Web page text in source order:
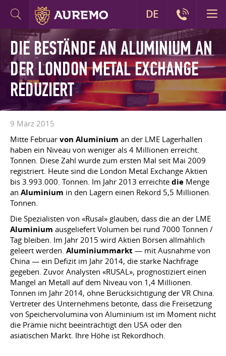
DIE BESTÄNDE AN ALUMINIUM AN
DER LONDON METAL EXCHANGE
REDUZIERT
9 März 2015
Mitte Februar von Aluminium an der LME Lagerhallen
haben ein Niveau von weniger als 4 Millionen erreicht.
Tonnen. Diese Zahl wurde zum ersten Mal seit Mai 2009
registriert. Heute sind die London Metal Exchange Aktien
bis 3.993.000. Tonnen. Im Jahr 2013 erreichte die Menge
an Aluminium in den Lagern einen Rekord 5,5 Millionen.
Tonnen.
Die Spezialisten von «Rusal» glauben, dass die an der LME
Aluminium ausgeliefert Volumen bei rund 7000 Tonnen /
Tag bleiben. Im Jahr 2015 wird Aktien Börsen allmählich
geleert werden. Aluminiummarkt — mit Ausnahme von
China — ein Defizit im Jahr 2014, die starke Nachfrage
gegeben. Zuvor Analysten «RUSAL», prognostiziert einen
Mangel an Metall auf dem Niveau von 1,4 Millionen.
Tonnen im Jahr 2014, ohne Berücksichtigung der VR China.
Vertreter des Unternehmens betonte, dass die Freisetzung
von Speichervolumina von Aluminium ist im Moment nicht
die Prämie nicht beeinträchtigt den USA oder den
asiatischen Markt. Ihre Höhe ist Rekordhoch.
DE